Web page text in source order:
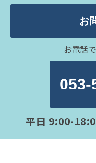
お
お電話
053-
平日 9:00-